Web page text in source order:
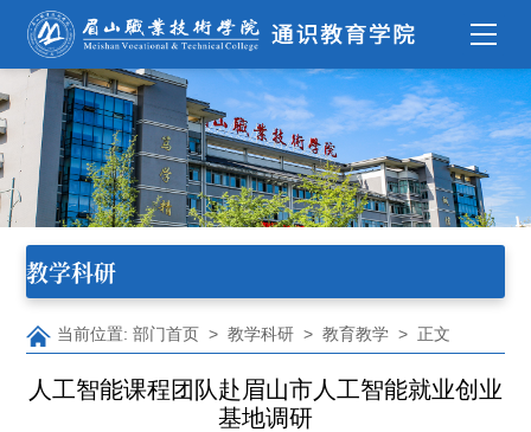
教学科研
当前位置:部门首页 >教学科研 >教育教学 > 正文
人工智能课程团队赴眉山市人工智能就业创业
基地调研